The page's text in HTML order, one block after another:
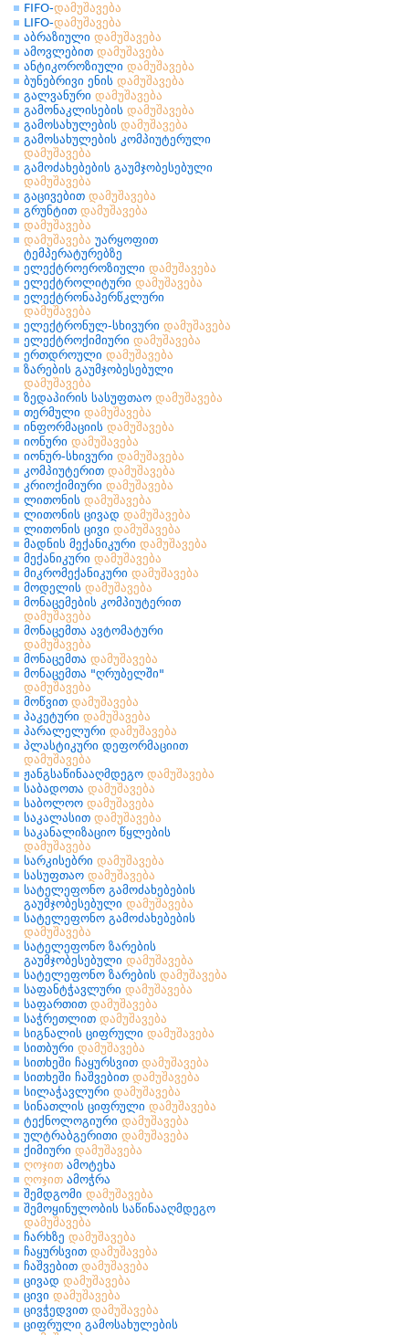
FIFO-დამუშავება
LIFO-დამუშავება
აბრაზიული დამუშავება
ამოვლებით დამუშავება
ანტიკოროზიული დამუშავება
ბუნებრივი ენის დამუშავება
გალვანური დამუშავება
გამონაკლისების დამუშავება
გამოსახულების დამუშავება
გამოსახულების კომპიუტერული
დამუშავება
გამოძახებების გაუმჯობესებული
დამუშავება
გაცივებით დამუშავება
გრუნტით დამუშავება
დამუშავება
დამუშავება უარყოფით
ტემპერატურებზე
ელექტროეროზიული დამუშავება
ელექტროლიტური დამუშავება
ელექტრონაპერწკლური
დამუშავება
ელექტრონულ-სხივური დამუშავება
ელექტროქიმიური დამუშავება
ერთდროული დამუშავება
ზარების გაუმჯობესებული
დამუშავება
ზედაპირის სასუფთაო დამუშავება
თერმული დამუშავება
ინფორმაციის დამუშავება
იონური დამუშავება
იონურ-სხივური დამუშავება
კომპიუტერით დამუშავება
კრიოქიმიური დამუშავება
ლითონის დამუშავება
ლითონის ცივად დამუშავება
ლითონის ცივი დამუშავება
მადნის მექანიკური დამუშავება
მექანიკური დამუშავება
მიკრომექანიკური დამუშავება
მოდელის დამუშავება
მონაცემების კომპიუტერით
დამუშავება
მონაცემთა ავტომატური
დამუშავება
მონაცემთა დამუშავება
მონაცემთა "ღრუბელში"
დამუშავება
მოწვით დამუშავება
პაკეტური დამუშავება
პარალელური დამუშავება
პლასტიკური დეფორმაციით
დამუშავება
ჟანგსაწინააღმდეგო დამუშავება
საბადოთა დამუშავება
საბოლოო დამუშავება
საკალასით დამუშავება
საკანალიზაციო წყლების
დამუშავება
სარკისებრი დამუშავება
სასუფთაო დამუშავება
სატელეფონო გამოძახებების
გაუმჯობესებული დამუშავება
სატელეფონო გამოძახებების
დამუშავება
სატელეფონო ზარების
გაუმჯობესებული დამუშავება
სატელეფონო ზარების დამუშავება
საფანტჭავლური დამუშავება
საფართით დამუშავება
საჭრეთლით დამუშავება
სიგნალის ციფრული დამუშავება
სითბური დამუშავება
სითხეში ჩაყურსვით დამუშავება
სითხეში ჩაშვებით დამუშავება
სილაჭავლური დამუშავება
სინათლის ციფრული დამუშავება
ტექნოლოგიური დამუშავება
ულტრაბგერითი დამუშავება
ქიმიური დამუშავება
ღოჯით ამოტეხა
ღოჯით ამოჭრა
შემდგომი დამუშავება
შემოყინულობის საწინააღმდეგო
დამუშავება
ჩარხზე დამუშავება
ჩაყურსვით დამუშავება
ჩაშვებით დამუშავება
ცივად დამუშავება
ცივი დამუშავება
ცივჭედვით დამუშავება
ციფრული გამოსახულების